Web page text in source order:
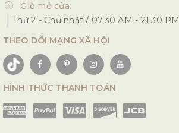
Giờ mở cửa:
Thứ 2 - Chủ nhật / 07.30 AM - 21.30 PM
THEO DÕI MẠNG XÃ HỘI
HÌNH THỨC THANH TOÁN